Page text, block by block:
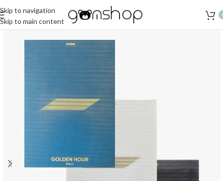
Skip to navigation
Skip to main content